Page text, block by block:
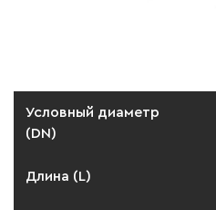
Условный диаметр
(DN)
Длина (L)